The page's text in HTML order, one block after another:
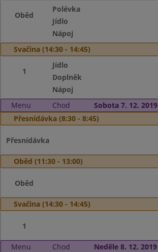
Oběd
Polévka
Jídlo
Nápoj
Svačina (14:30 - 14:45)
1
Jídlo
Doplněk
Nápoj
Menu
Chod
Sobota 7. 12. 2019
Přesnídávka (8:30 - 8:45)
Přesnídávka
Oběd (11:30 - 13:00)
Oběd
Svačina (14:30 - 14:45)
1
Menu Chod
Neděle 8. 12. 2019